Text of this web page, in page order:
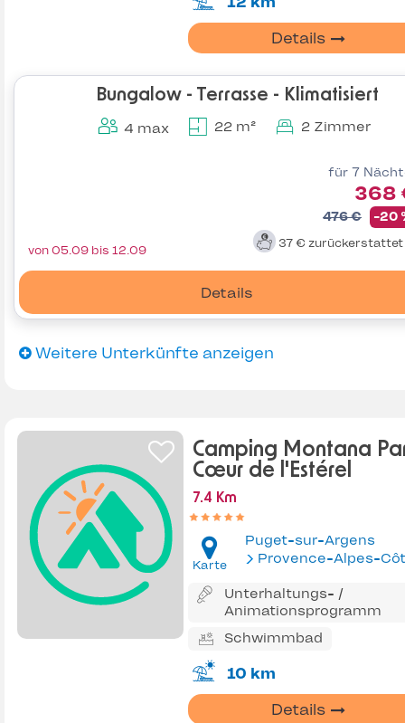
Details
Bungalow - Terrasse - Klimatisiert
4 max 22 m² 2 Zimmer
für 7
368
476 € -20
37 € zurückerstattet
Details
von 05.09 bis 12.09
Weitere Unterkünfte anzeigen
Camping Montana
Cœur de l'Estérel
7.4 Km
Karte
Puget-sur-Argens
Provence-Alpes-Côte
Unterhaltungs- /
Animationsprogramm
Schwimmbad
10 km
Details